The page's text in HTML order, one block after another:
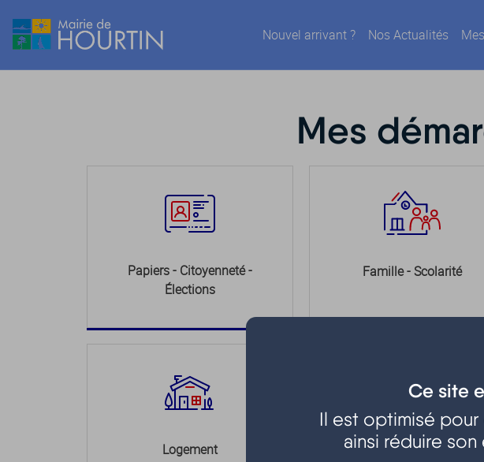
Nouvel arrivant ? Nos Actualités
Mes
Papiers - Citoyenneté -
Élections
Famille - Scolarité
Logement Transports - Mobilité
Ce site
Il est optimisé pour
ainsi réduire